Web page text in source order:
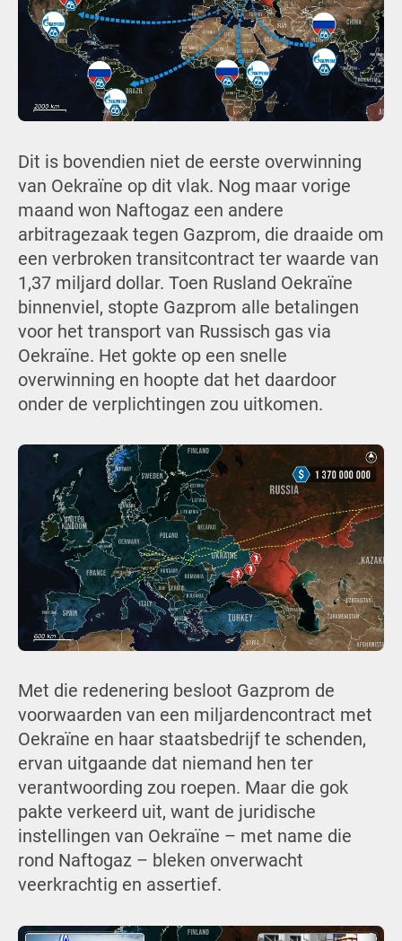
Dit is bovendien niet de eerste overwinning
van Oekraïne op dit vlak. Nog maar vorige
maand won Naftogaz een andere
arbitragezaak tegen Gazprom, die draaide om
een verbroken transitcontract ter waarde van
1,37 miljard dollar. Toen Rusland Oekraïne
binnenviel, stopte Gazprom alle betalingen
voor het transport van Russisch gas via
Oekraïne. Het gokte op een snelle
overwinning en hoopte dat het daardoor
onder de verplichtingen zou uitkomen.
Met die redenering besloot Gazprom de
voorwaarden van een miljardencontract met
Oekraïne en haar staatsbedrijf te schenden,
ervan uitgaande dat niemand hen ter
verantwoording zou roepen. Maar die gok
pakte verkeerd uit, want de juridische
instellingen van Oekraïne – met name die
rond Naftogaz – bleken onverwacht
veerkrachtig en assertief.